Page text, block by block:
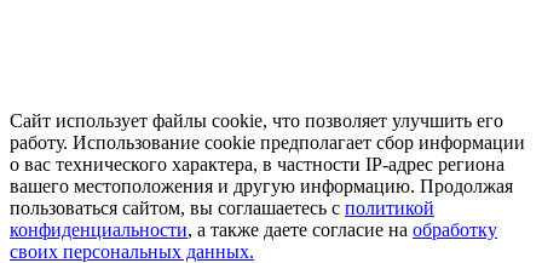
Сайт использует файлы cookie, что позволяет улучшить его
работу. Использование cookie предполагает сбор информации
о вас технического характера, в частности IP-адрес региона
вашего местоположения и другую информацию. Продолжая
пользоваться сайтом, вы соглашаетесь с политикой
конфиденциальности, а также даете согласие на обработку
своих персональных данных.